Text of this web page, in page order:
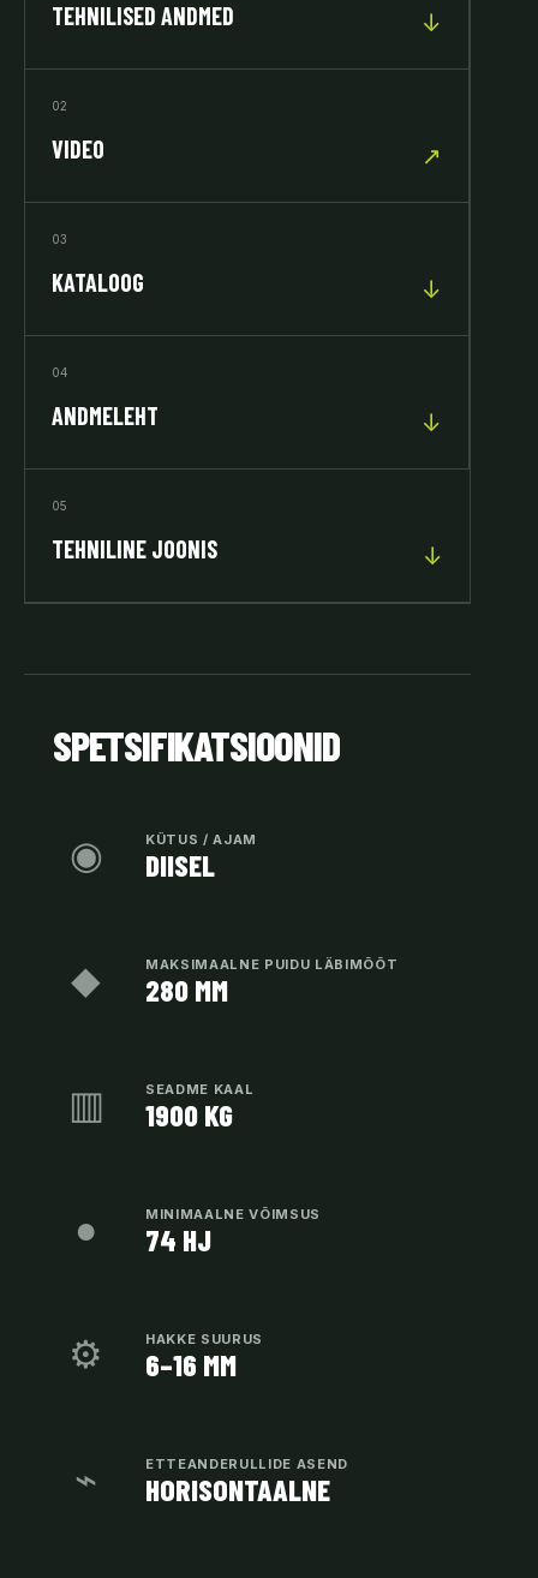
TEHNILISED ANDMED ↓
02
VIDEO ↗
03
KATALOOG ↓
04
ANDMELEHT ↓
05
TEHNILINE JOONIS ↓
SPETSIFIKATSIOONID
◉ KÜTUS / AJAM
DIISEL
◆ MAKSIMAALNE PUIDU LÄBIMÕÕT
280 MM
▥ SEADME KAAL
1900 KG
● MINIMAALNE VÕIMSUS
74 HJ
⚙ HAKKE SUURUS
6–16 MM
⌁ ETTEANDERULLIDE ASEND
HORISONTAALNE